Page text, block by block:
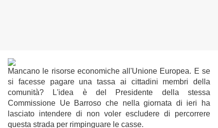
Mancano le risorse economiche all'Unione Europea. E se
si facesse pagare una tassa ai cittadini membri della
comunità? L'idea è del Presidente della stessa
Commissione Ue Barroso che nella giornata di ieri ha
lasciato intendere di non voler escludere di percorrere
questa strada per rimpinguare le casse.